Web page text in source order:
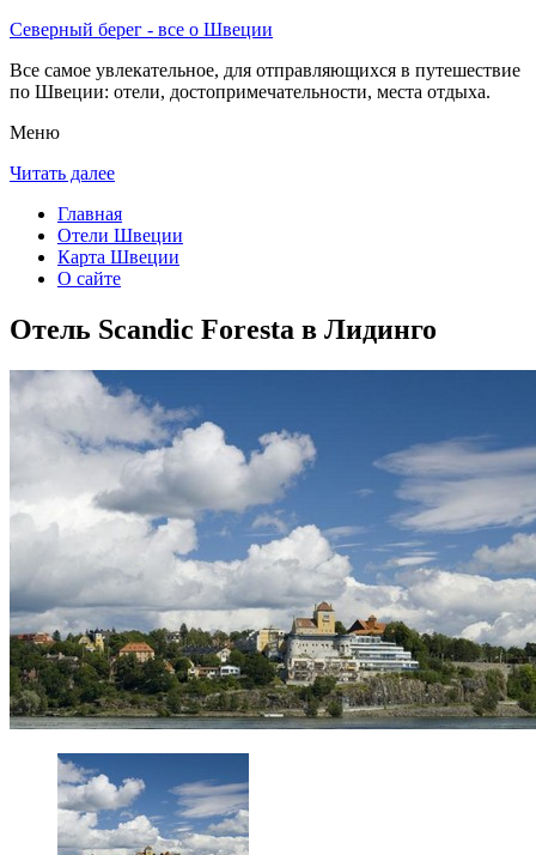
Северный берег - все о Швеции
Все самое увлекательное, для отправляющихся в путешествие
по Швеции: отели, достопримечательности, места отдыха.
Меню
Читать далее
Главная
Отели Швеции
Карта Швеции
О сайте
Отель Scandic Foresta в Лидинго